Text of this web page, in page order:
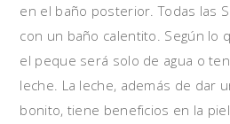
en el baño posterior. Todas las
con un baño calentito. Según lo
el peque será solo de agua o
leche. La leche, además de dar
bonito, tiene beneficios en la